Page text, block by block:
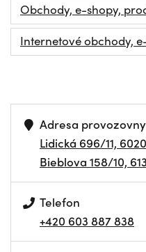
Obchody, e-shopy,
Internetové obchody,
Adresa provozovny
Lidická 696/11,
Bieblova 158/10,
Telefon
+420 603 887 838